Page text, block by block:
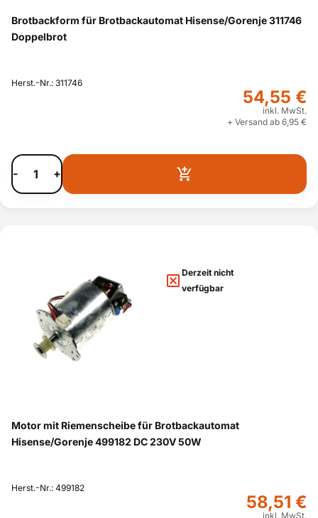
Brotbackform für Brotbackautomat Hisense/Gorenje 311746
Doppelbrot
Herst.-Nr.: 311746
54,55 €
inkl. MwSt.
+ Versand ab 6,95 €
- +
Derzeit nicht
verfügbar
Motor mit Riemenscheibe für Brotbackautomat
Hisense/Gorenje 499182 DC 230V 50W
Herst.-Nr.: 499182
58,51 €
inkl. MwSt.